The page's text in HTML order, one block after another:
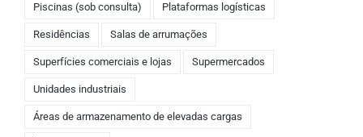
Piscinas (sob consulta) Plataformas logísticas
Residências Salas de arrumações
Superfícies comerciais e lojas Supermercados
Unidades industriais
Áreas de armazenamento de elevadas cargas